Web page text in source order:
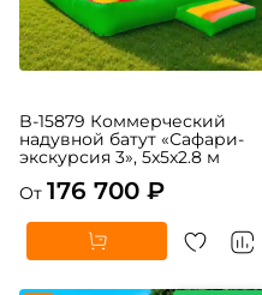
B-15879 Коммерческий
надувной батут «Сафари-
экскурсия 3», 5x5x2.8 м
176 700 ₽